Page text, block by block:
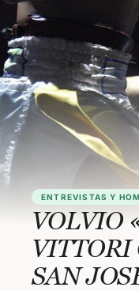
ENTREVISTAS Y
VOLVIO
VITTORI
SAN